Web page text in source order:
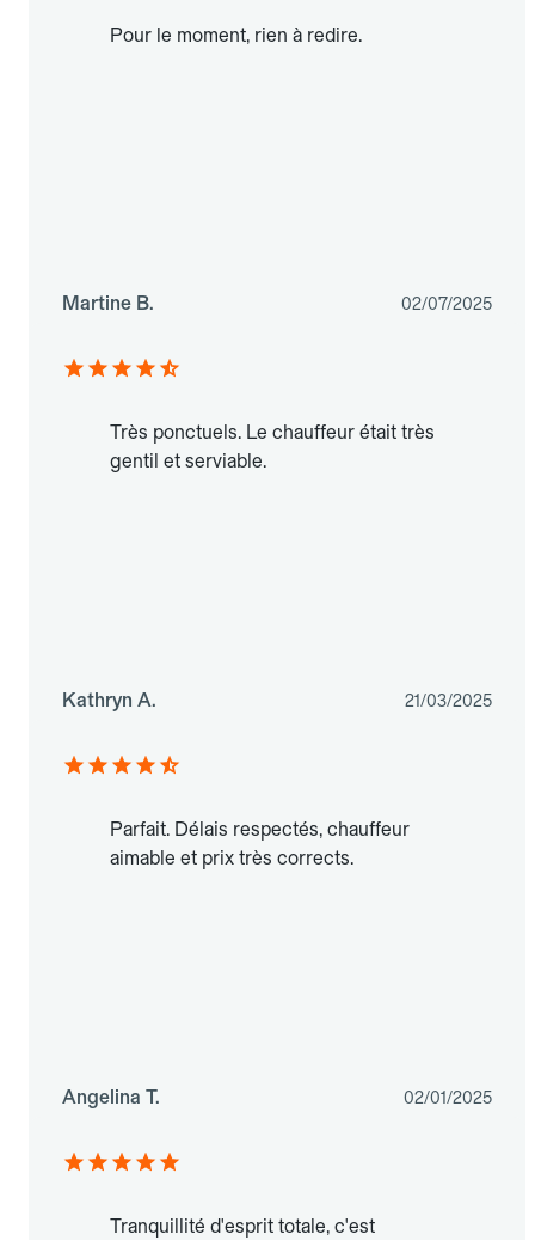
Pour le moment, rien à redire.
Martine B. 02/07/2025
Très ponctuels. Le chauffeur était très
gentil et serviable.
Kathryn A. 21/03/2025
Parfait. Délais respectés, chauffeur
aimable et prix très corrects.
Angelina T. 02/01/2025
Tranquillité d'esprit totale, c'est